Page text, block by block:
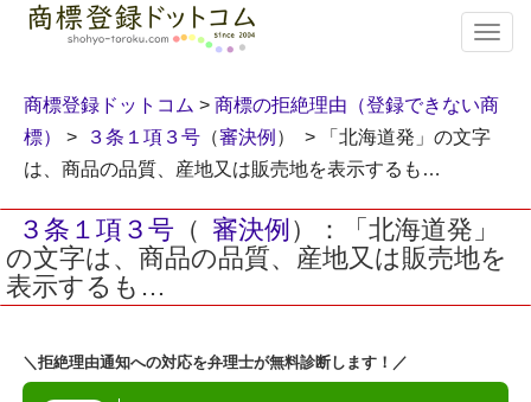
T
o
g
l
i
g
商標登録ドットコム > 商標の拒絶理由（登録できない商
標）
> ３条１項３号 （審決例 ） > 「北海道発」の文字
は、商品の品質、産地又は販売地を表示するも…
３条１項３号 （ 審決例 ）：「北海道発」
の文字は、商品の品質、産地又は販売地を
表示するも…
＼拒絶理由通知への対応を弁理士が無料診断します！／